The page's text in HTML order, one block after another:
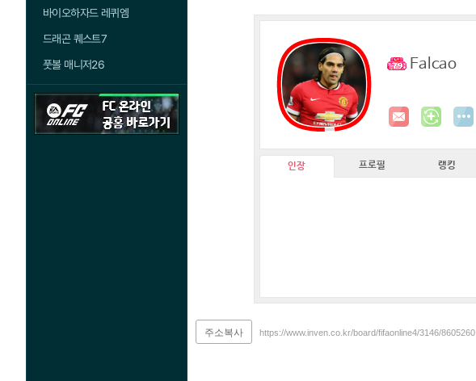
바이오하자드 레퀴엠
드래곤 퀘스트7
풋볼 매니저26
Falcao
인장 프로필 랭킹
주소복사 https://www.inven.co.kr/board/fifaonline4/3146/8605260